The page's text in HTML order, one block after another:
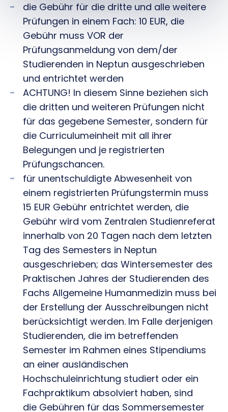
die Gebühr für die dritte und alle weitere
Prüfungen in einem Fach: 10 EUR, die
Gebühr muss VOR der
Prüfungsanmeldung von dem/der
Studierenden in Neptun ausgeschrieben
und entrichtet werden
ACHTUNG! In diesem Sinne beziehen sich
die dritten und weiteren Prüfungen nicht
für das gegebene Semester, sondern für
die Curriculumeinheit mit all ihrer
Belegungen und je registrierten
Prüfungschancen.
für unentschuldigte Abwesenheit von
einem registrierten Prüfungstermin muss
15 EUR Gebühr entrichtet werden, die
Gebühr wird vom Zentralen Studienreferat
innerhalb von 20 Tagen nach dem letzten
Tag des Semesters in Neptun
ausgeschrieben; das Wintersemester des
Praktischen Jahres der Studierenden des
Fachs Allgemeine Humanmedizin muss bei
der Erstellung der Ausschreibungen nicht
berücksichtigt werden. Im Falle derjenigen
Studierenden, die im betreffenden
Semester im Rahmen eines Stipendiums
an einer ausländischen
Hochschuleinrichtung studiert oder ein
Fachpraktikum absolviert haben, sind
die Gebühren für das Sommersemester